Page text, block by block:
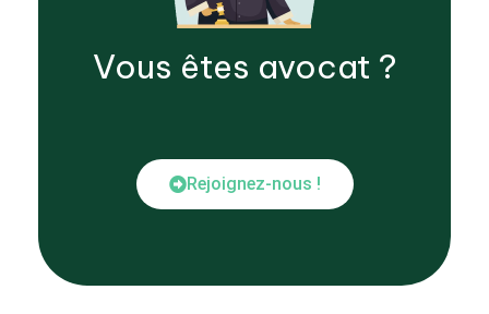
Vous êtes avocat ?
Rejoignez-nous !